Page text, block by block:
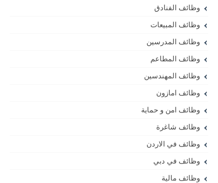
وظائف الفنادق
وظائف المبيعات
وظائف المدرسين
وظائف المطاعم
وظائف المهندسين
وظائف امازون
وظائف امن و حماية
وظائف شاغرة
وظائف في الاردن
وظائف في دبي
وظائف مالية